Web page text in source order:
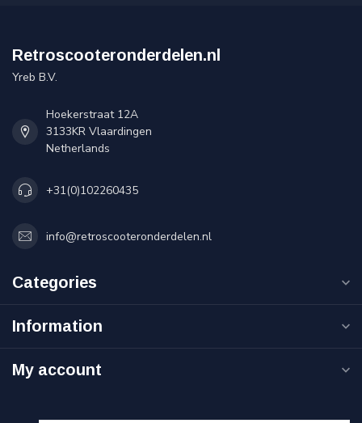
Retroscooteronderdelen.nl
Yreb B.V.
Hoekerstraat 12A
3133KR Vlaardingen
Netherlands
+31(0)102260435
info@retroscooteronderdelen.nl
Categories
Information
My account